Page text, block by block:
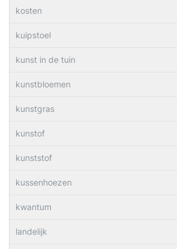
kosten
kuipstoel
kunst in de tuin
kunstbloemen
kunstgras
kunstof
kunststof
kussenhoezen
kwantum
landelijk